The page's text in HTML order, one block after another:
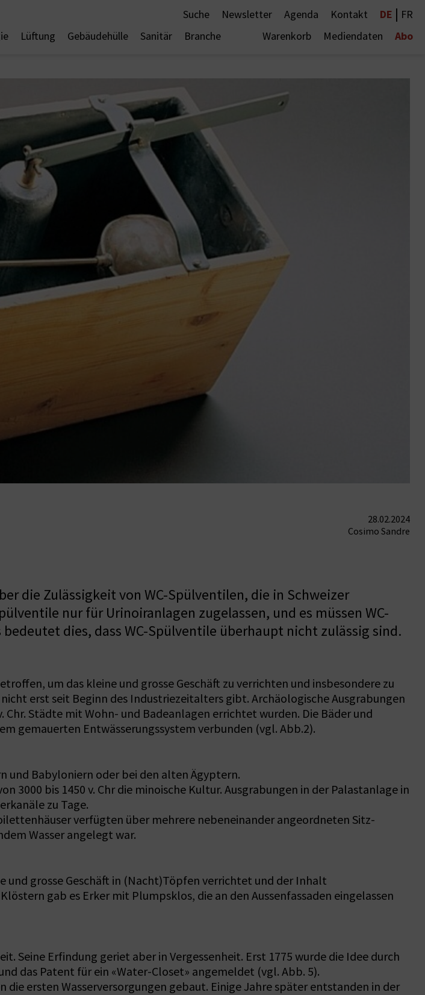
Suche Newsletter Agenda Kontakt DE | FR
Lüftung Gebäudehülle Sanitär Branche Warenkorb Mediendaten Abo
28.02.2024
Cosimo Sandre
die Zulässigkeit von WC-Spülventilen, die in Schweizer
nur für Urinoiranlagen zugelassen, und es müssen WC-
dies, dass WC-Spülventile überhaupt nicht zulässig sind.
um das kleine und grosse Geschäft zu verrichten und insbesondere zu
erst seit Beginn des Industriezeitalters gibt. Archäologische Ausgrabungen
Städte mit Wohn- und Badeanlagen errichtet wurden. Die Bäder und
gemauerten Entwässerungssystem verbunden (vgl. Abb.2).
und Babyloniern oder bei den alten Ägyptern.
3000 bis 1450 v. Chr die minoische Kultur. Ausgrabungen in der Palastanlage in
zu Tage.
verfügten über mehrere nebeneinander angeordneten Sitz-
Wasser angelegt war.
grosse Geschäft in (Nacht)Töpfen verrichtet und der Inhalt
gab es Erker mit Plumpsklos, die an den Aussenfassaden eingelassen
Seine Erfindung geriet aber in Vergessenheit. Erst 1775 wurde die Idee durch
das Patent für ein «Water-Closet» angemeldet (vgl. Abb. 5).
ersten Wasserversorgungen gebaut. Einige Jahre später entstanden in der